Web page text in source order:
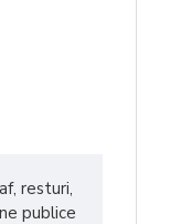
resturi,
publice